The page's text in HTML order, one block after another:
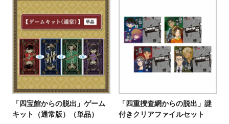
「四宝館からの脱出」ゲーム
キット（通常版）（単品）
「四重捜査網からの脱出」謎
付きクリアファイルセット